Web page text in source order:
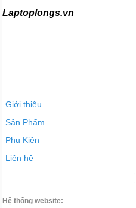
Laptoplongs.vn
Giới thiệu
Sản Phẩm
Phụ Kiện
Liên hệ
Hệ thống website: